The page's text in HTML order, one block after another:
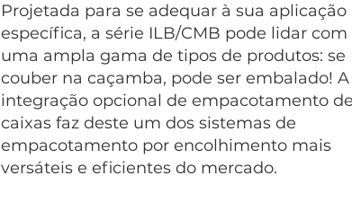
Projetada para se adequar à sua aplicação
específica, a série ILB/CMB pode lidar com
uma ampla gama de tipos de produtos: se
couber na caçamba, pode ser embalado! A
integração opcional de empacotamento de
caixas faz deste um dos sistemas de
empacotamento por encolhimento mais
versáteis e eficientes do mercado.